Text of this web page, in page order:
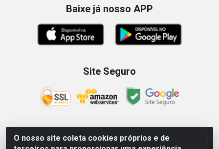
O nosso site coleta cookies próprios e de
Baixe já nosso APP
Site Seguro
Zein Importação e Comércio LTDA - Av. Senador Queiróz, 274